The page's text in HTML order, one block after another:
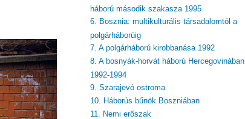
háború második szakasza 1995
6. Bosznia: multikulturális társadalomtól a
polgárháborúig
7. A polgárháború kirobbanása 1992
8. A bosnyák-horvát háború Hercegovinában
1992-1994
9. Szarajevó ostroma
10. Háborús bűnök Boszniában
11. Nemi erőszak